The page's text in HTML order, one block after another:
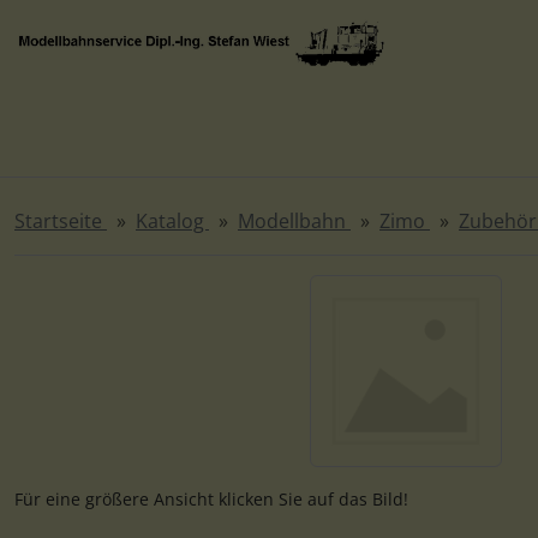
Springe zum Inhalt
Startseite Katalog Modellbahn Zimo Zubehör
Wenn mehr als ein Produktbild existiert, können Sie die
Für eine größere Ansicht klicken Sie auf das Bild!